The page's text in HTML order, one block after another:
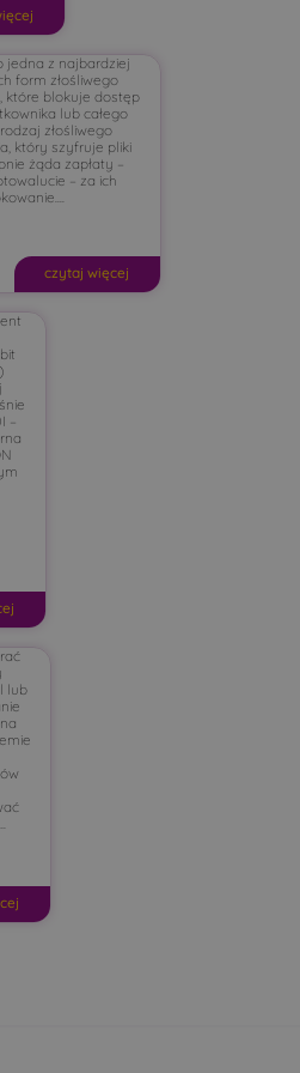
jedna z najbardziej
form złośliwego
które blokuje dostęp
lub całego
złośliwego
który szyfruje pliki
żąda zapłaty –
– za ich
czytaj więcej
–
lub